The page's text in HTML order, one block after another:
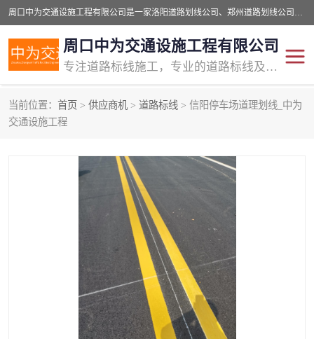
周口中为交通设施工程有限公司是一家洛阳道路划线公司、郑州道路划线公司、平顶山道路车位划线公司、开封车位划线公司、许昌道路车位划线公司、漯河道路车位划线公司，公司始终坚持“诚信、匠心、专注”的宗旨；我们的经营理念是：的服务。
周口中为交通设施工程有限公司
专注道路标线施工，专业的道路标线及交通设施施工服务商!
当前位置： 首页 > 供应商机 > 道路标线 > 信阳停车场道理划线_中为
交通设施工程
交通道路标线
道路标线划线 马路标线
道路划线